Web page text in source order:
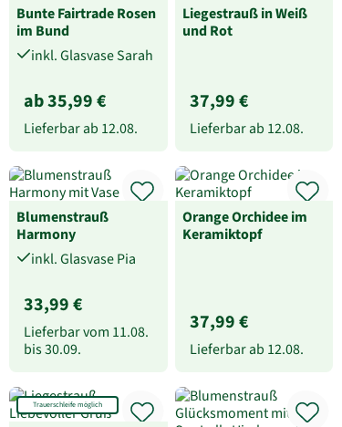
Bunte Fairtrade Rosen
im Bund
inkl. Glasvase Sarah
ab 35,99 €
Lieferbar ab 12.08.
Liegestrauß in Weiß
und Rot
37,99 €
Lieferbar ab 12.08.
Blumenstrauß
Harmony
inkl. Glasvase Pia
33,99 €
Lieferbar vom 11.08.
bis30.09.
Orange Orchidee im
Keramiktopf
37,99 €
Lieferbar ab 12.08.
Trauerschleife möglich